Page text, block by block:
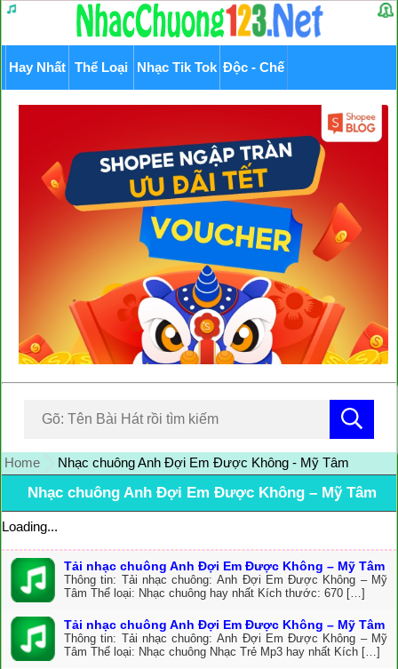
Hay Nhất Thể Loại Nhạc Tik Tok Độc - Chế
Home Nhạc chuông Anh Đợi Em Được Không - Mỹ Tâm
Nhạc chuông Anh Đợi Em Được Không – Mỹ Tâm
Loading...
Tải nhạc chuông Anh Đợi Em Được Không – Mỹ Tâm
Thông tin: Tải nhạc chuông: Anh Đợi Em Được Không – Mỹ
Tâm Thể loại: Nhạc chuông hay nhất Kích thước: 670 […]
Tải nhạc chuông Anh Đợi Em Được Không – Mỹ Tâm
Thông tin: Tải nhạc chuông: Anh Đợi Em Được Không – Mỹ
Tâm Thể loại: Nhạc chuông Nhạc Trẻ Mp3 hay nhất Kích […]